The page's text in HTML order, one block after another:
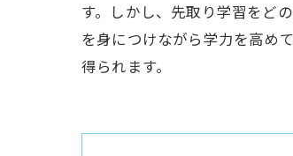
す。しかし、先取り学習をど
を身につけながら学力を高め
得られます。